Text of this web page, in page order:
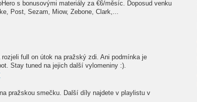
s bonusovými materiály za €6/měsíc. Doposud venku
Post, Sezam, Miow, Zebone, Clark,...
full on útok na pražský zdi. Ani podmínka je
Stay tuned na jejich další vylomeniny :).
pražskou smečku. Další díly najdete v playlistu v